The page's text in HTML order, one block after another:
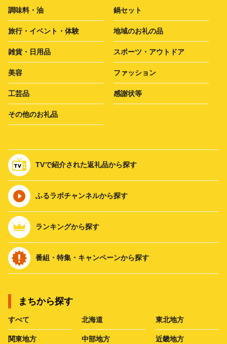
調味料・油 鍋セット
旅行・イベント・体験 地域のお礼の品
雑貨・日用品 スポーツ・アウトドア
美容 ファッション
工芸品 感謝状等
その他のお礼品
TVで紹介された返礼品から探す
ふるラボチャンネルから探す
ランキングから探す
番組・特集・キャンペーンから探す
まちから探す
すべて 北海道 東北地方
関東地方 中部地方 近畿地方